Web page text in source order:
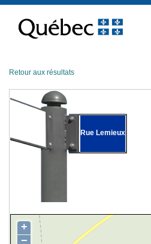
contenu
Retour aux résultats
Rue Lemieux
+
−